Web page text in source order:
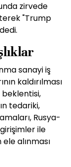
zirvede
"Trump
sanayi iş
kaldırılması
tedariki,
Rusya-
ile
alınması